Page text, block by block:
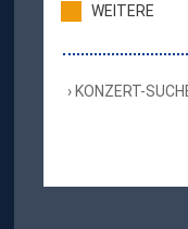
WEITERE
KONZERT-